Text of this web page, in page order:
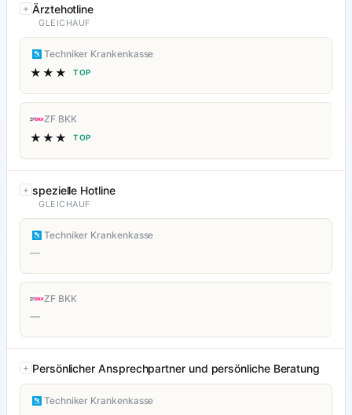
Ärztehotline
GLEICHAUF
Techniker Krankenkasse
★★★ TOP
ZF BKK
★★★ TOP
spezielle Hotline
GLEICHAUF
Techniker Krankenkasse
—
ZF BKK
—
Persönlicher Ansprechpartner und persönliche Beratung
Techniker Krankenkasse